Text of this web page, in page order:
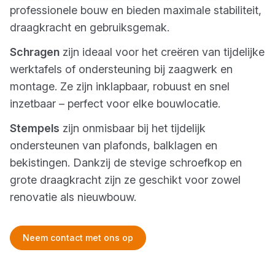
professionele bouw en bieden maximale stabiliteit,
draagkracht en gebruiksgemak.
Schragen zijn ideaal voor het creëren van tijdelijke
werktafels of ondersteuning bij zaagwerk en
montage. Ze zijn inklapbaar, robuust en snel
inzetbaar – perfect voor elke bouwlocatie.
Stempels zijn onmisbaar bij het tijdelijk
ondersteunen van plafonds, balklagen en
bekistingen. Dankzij de stevige schroefkop en
grote draagkracht zijn ze geschikt voor zowel
renovatie als nieuwbouw.
Neem contact met ons op